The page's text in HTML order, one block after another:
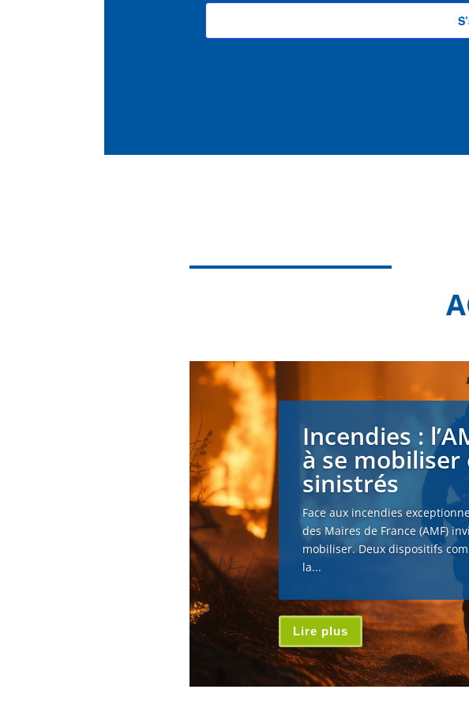
Incendies :
à se
sinistrés
Face aux incendies
des Maires de France (AMF)
mobiliser. Deux dispositifs
la...
Lire plus